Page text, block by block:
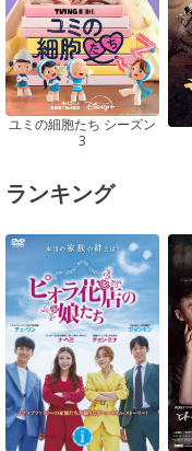
ユミの細胞たち シーズン
3
ランキング